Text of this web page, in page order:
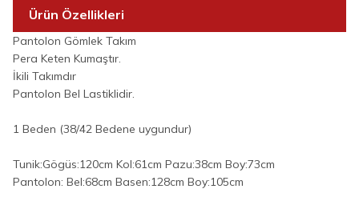
Ürün Özellikleri
Pantolon Gömlek Takım
Pera Keten Kumaştır.
İkili Takımdır
Pantolon Bel Lastiklidir.
1 Beden (38/42 Bedene uygundur)
Tunik:Gögüs:120cm Kol:61cm Pazu:38cm Boy:73cm
Pantolon: Bel:68cm Basen:128cm Boy:105cm